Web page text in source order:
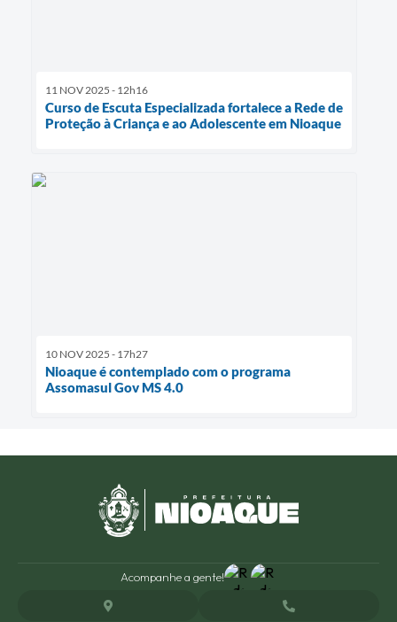
11 NOV 2025 - 12h16
Curso de Escuta Especializada fortalece a Rede de
Proteção à Criança e ao Adolescente em Nioaque
10 NOV 2025 - 17h27
Nioaque é contemplado com o programa
Assomasul Gov MS 4.0
Acompanhe a gente!